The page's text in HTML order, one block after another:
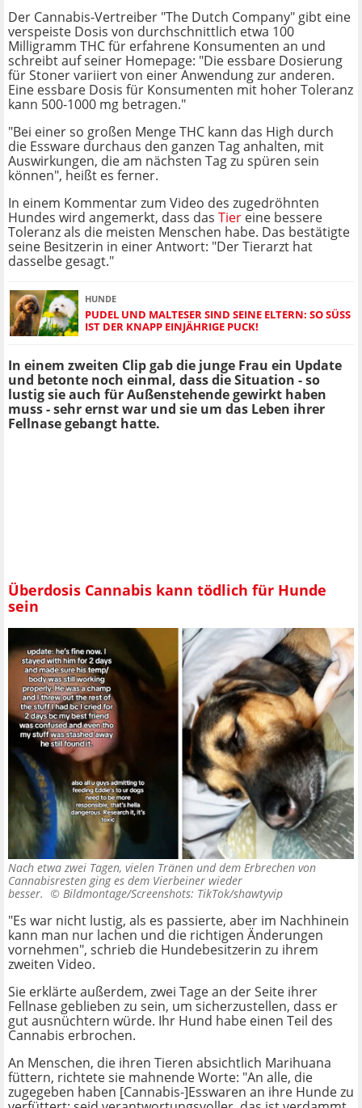
Der Cannabis-Vertreiber "The Dutch Company" gibt eine
verspeiste Dosis von durchschnittlich etwa 100
Milligramm THC für erfahrene Konsumenten an und
schreibt auf seiner Homepage: "Die essbare Dosierung
für Stoner variiert von einer Anwendung zur anderen.
Eine essbare Dosis für Konsumenten mit hoher Toleranz
kann 500-1000 mg betragen."
"Bei einer so großen Menge THC kann das High durch
die Essware durchaus den ganzen Tag anhalten, mit
Auswirkungen, die am nächsten Tag zu spüren sein
können", heißt es ferner.
In einem Kommentar zum Video des zugedröhnten
Hundes wird angemerkt, dass das Tier eine bessere
Toleranz als die meisten Menschen habe. Das bestätigte
seine Besitzerin in einer Antwort: "Der Tierarzt hat
dasselbe gesagt."
HUNDE
PUDEL UND MALTESER SIND SEINE ELTERN: SO SÜSS I
ST DER KNAPP EINJÄHRIGE PUCK!
In einem zweiten Clip gab die junge Frau ein Update
und betonte noch einmal, dass die Situation - so
lustig sie auch für Außenstehende gewirkt haben
muss - sehr ernst war und sie um das Leben ihrer
Fellnase gebangt hatte.
Überdosis Cannabis kann tödlich für Hunde
sein
Nach etwa zwei Tagen, vielen Tränen und dem Erbrechen von
Cannabisresten ging es dem Vierbeiner wieder
besser. © Bildmontage/Screenshots: TikTok/shawtyvip
"Es war nicht lustig, als es passierte, aber im Nachhinein
kann man nur lachen und die richtigen Änderungen
vornehmen", schrieb die Hundebesitzerin zu ihrem
zweiten Video.
Sie erklärte außerdem, zwei Tage an der Seite ihrer
Fellnase geblieben zu sein, um sicherzustellen, dass er
gut ausnüchtern würde. Ihr Hund habe einen Teil des
Cannabis erbrochen.
An Menschen, die ihren Tieren absichtlich Marihuana
füttern, richtete sie mahnende Worte: "An alle, die
zugegeben haben [Cannabis-]Esswaren an ihre Hunde zu